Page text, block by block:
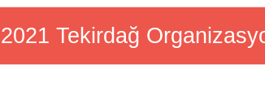
2021 Tekirdağ